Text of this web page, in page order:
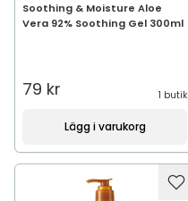
Soothing & Moisture Aloe
Vera 92% Soothing Gel 300ml
79 kr 1 butik
Lägg i varukorg